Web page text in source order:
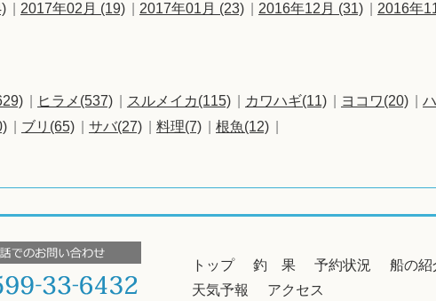
2017年02月 (19) 2017年01月 (23) 2016年12月 (31)
2016年
ヒラメ(537) スルメイカ(115) カワハギ(11) ヨコワ(20)
ブリ(65) サバ(27) 料理(7) 根魚(12)
トップ 釣 果 予約状況
船の紹
天気予報
アクセス